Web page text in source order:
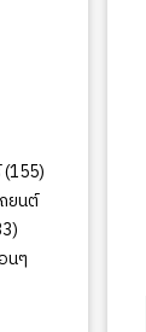
155155
สินค้า
ยนต์
333
สินค้า
นๆ